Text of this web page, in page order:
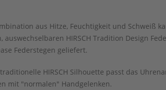
aus Hitze, Feuchtigkeit und Schweiß
HIRSCH Tradition Design
Federstegen geliefert.
HIRSCH Silhouette passt das
mit "normalen" Handgelenken.